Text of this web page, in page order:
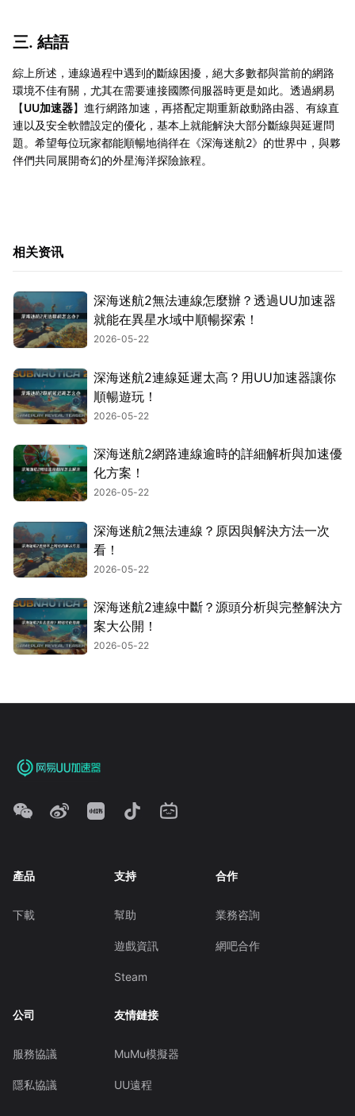
三. 結語
綜上所述，連線過程中遇到的斷線困擾，絕大多數都與當前的網路
環境不佳有關，尤其在需要連接國際伺服器時更是如此。透過網易
【UU加速器】進行網路加速，再搭配定期重新啟動路由器、有線直
連以及安全軟體設定的優化，基本上就能解決大部分斷線與延遲問
題。希望每位玩家都能順暢地徜徉在《深海迷航2》的世界中，與夥
伴們共同展開奇幻的外星海洋探險旅程。
相关资讯
深海迷航2無法連線怎麼辦？透過UU加速器
就能在異星水域中順暢探索！
2026-05-22
深海迷航2連線延遲太高？用UU加速器讓你
順暢遊玩！
2026-05-22
深海迷航2網路連線逾時的詳細解析與加速優
化方案！
2026-05-22
深海迷航2無法連線？原因與解決方法一次
看！
2026-05-22
深海迷航2連線中斷？源頭分析與完整解決方
案大公開！
2026-05-22
產品
下載
支持
幫助
遊戲資訊
Steam
合作
業務咨詢
網吧合作
公司
服務協議
隱私協議
友情鏈接
MuMu模擬器
UU遠程